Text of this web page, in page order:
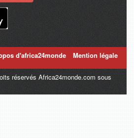
d'africa24monde Mention légale
réservés Africa24monde.com sous